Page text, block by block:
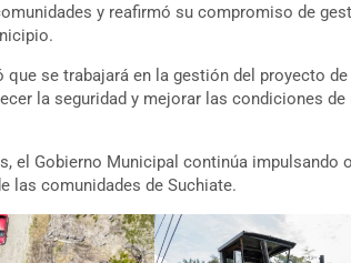
y reafirmó su compromiso de
se trabajará en la gestión del proyecto
la seguridad y mejorar las condiciones
el Gobierno Municipal continúa
las comunidades de Suchiate.